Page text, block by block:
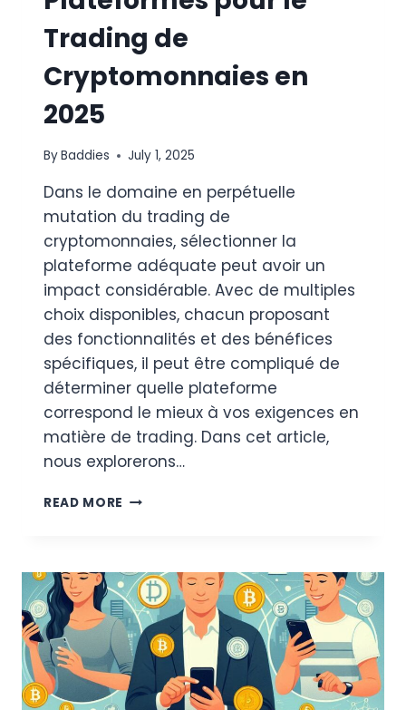
Trading de
Cryptomonnaies en
2025
ByBaddies July 1, 2025
Dans le domaine en perpétuelle
mutation du trading de
cryptomonnaies, sélectionner la
plateforme adéquate peut avoir un
impact considérable. Avec de multiples
choix disponibles, chacun proposant
des fonctionnalités et des bénéfices
spécifiques, il peut être compliqué de
déterminer quelle plateforme
correspond le mieux à vos exigences en
matière de trading. Dans cet article,
nous explorerons…
READ MORE LES
LE
TRADING
DE
CRYPTOMONNAIES
EN
2025